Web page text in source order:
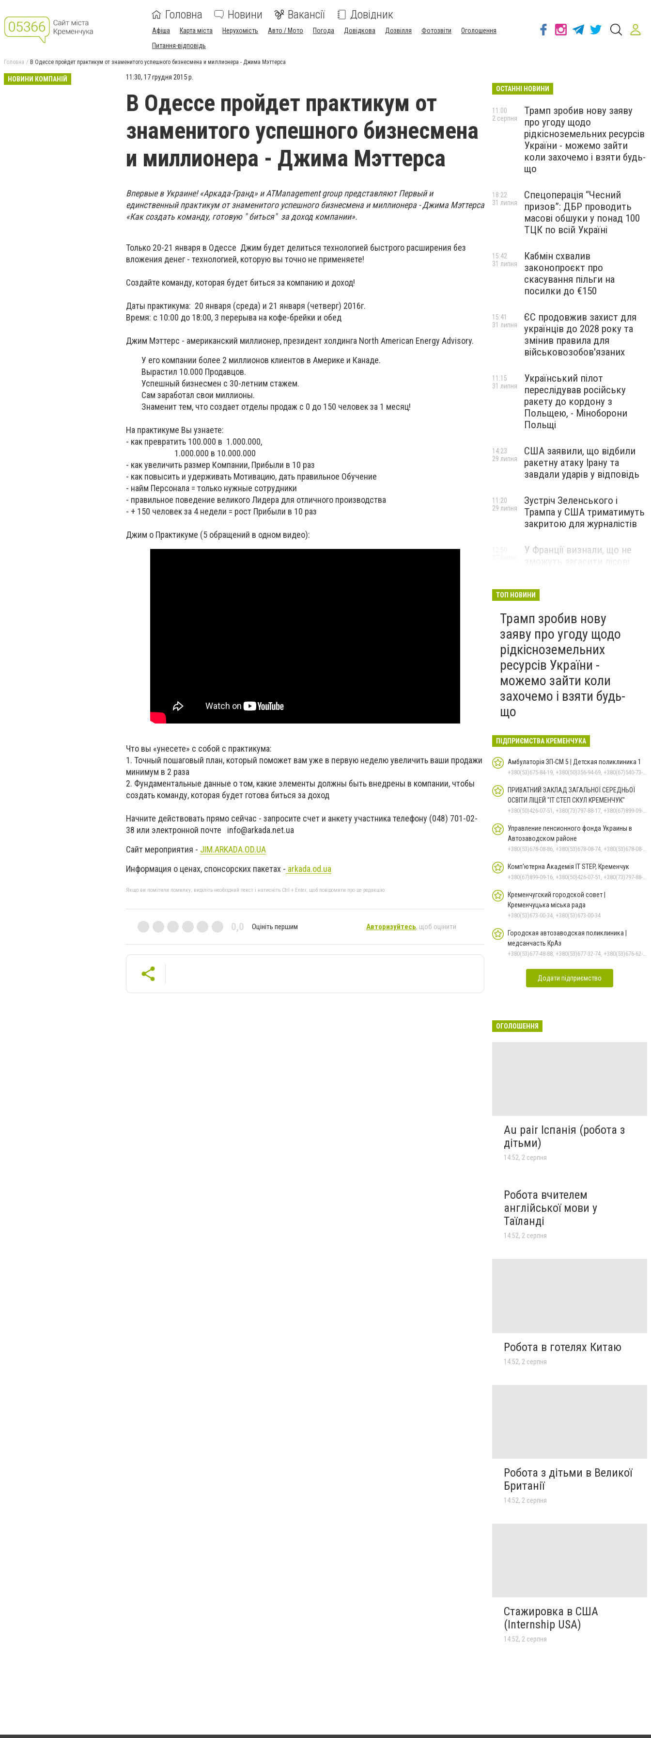
Головна Новини Вакансії Довідник
Афіша Карта міста Нерухомість Авто / Мото Погода Довідкова Дозвілля Фотозвіти
Оголошення
Питання-відповідь
Головна В Одессе пройдет практикум от знаменитого успешного бизнесмена и миллионера - Джима Мэттерса
НОВИНИ КОМПАНІЙ 11:30, 17 грудня 2015 р.
В Одессе пройдет практикум от
знаменитого успешного бизнесмена
и миллионера - Джима Мэттерса
Впервые в Украине! «Аркада-Гранд» и ATManagement group представляют Первый и
единственный практикум от знаменитого успешного бизнесмена и миллионера - Джима Мэттерса
«Как создать команду, готовую " биться" за доход компании».
Только 20-21 января в Одессе Джим будет делиться технологией быстрого расширения без
вложения денег - технологией, которую вы точно не применяете!
Создайте команду, которая будет биться за компанию и доход!
Даты практикума: 20 января (среда) и 21 января (четверг) 2016г.
Время: с 10:00 до 18:00, 3 перерыва на кофе-брейки и обед
Джим Мэттерс - американский миллионер, президент холдинга North American Energy Advisory.
У его компании более 2 миллионов клиентов в Америке и Канаде.
Вырастил 10.000 Продавцов.
Успешный бизнесмен с 30-летним стажем.
Сам заработал свои миллионы.
Знаменит тем, что создает отделы продаж с 0 до 150 человек за 1 месяц!
На практикуме Вы узнаете:
- как превратить 100.000 в 1.000.000,
1.000.000 в 10.000.000
- как увеличить размер Компании, Прибыли в 10 раз
- как повысить и удерживать Мотивацию, дать правильное Обучение
- найм Персонала = только нужные сотрудники
- правильное поведение великого Лидера для отличного производства
- + 150 человек за 4 недели = рост Прибыли в 10 раз
Джим о Практикуме (5 обращений в одном видео):
Что вы «унесете» с собой с практикума:
1. Точный пошаговый план, который поможет вам уже в первую неделю увеличить ваши продажи
минимум в 2 раза
2. Фундаментальные данные о том, какие элементы должны быть внедрены в компании, чтобы
создать команду, которая будет готова биться за доход
Начните действовать прямо сейчас - запросите счет и анкету участника телефону (048) 701-02-
38 или электронной почте info@arkada.net.ua
Сайт мероприятия - JIM.ARKADA.OD.UA
Информация о ценах, спонсорских пакетах - arkada.od.ua
Якщо ви помітили помилку, виділіть необхідний текст і натисніть Ctrl + Enter, щоб повідомити про це редакцію
0,0 Оцініть першим Авторизуйтесь, щоб оцінити
ОСТАННІ НОВИНИ
Трамп зробив нову заяву
про угоду щодо
рідкісноземельних ресурсів
України - можемо зайти
коли захочемо і взяти будь-
що
11:00
2 серпня
Спецоперація “Чесний
призов”: ДБР проводить
масові обшуки у понад 100
ТЦК по всій Україні
18:22
31 липня
Кабмін схвалив
законопроєкт про
скасування пільги на
посилки до €150
15:42
31 липня
ЄС продовжив захист для
українців до 2028 року та
змінив правила для
військовозобов'язаних
15:41
31 липня
Український пілот
переслідував російську
ракету до кордону з
Польщею, - Міноборони
Польщі
11:15
31 липня
США заявили, що відбили
ракетну атаку Ірану та
завдали ударів у відповідь
14:23
29 липня
Зустріч Зеленського і
Трампа у США триматимуть
закритою для журналістів
11:20
29 липня
У Франції визнали, що не
ТОП НОВИНИ
Трамп зробив нову
заяву про угоду щодо
рідкісноземельних
ресурсів України -
можемо зайти коли
захочемо і взяти будь-
що
ПІДПРИЄМСТВА КРЕМЕНЧУКА
Амбулаторія ЗП-СМ 5 | Детская поликлиника 1
+380(53)675-84-19, +380(50)356-94-69, +380(67)540-73-87
ПРИВАТНИЙ ЗАКЛАД ЗАГАЛЬНОЇ СЕРЕДНЬОЇ
ОСВІТИ ЛІЦЕЙ "ІТ СТЕП СКУЛ КРЕМЕНЧУК"
+380(50)426-07-51, +380(73)797-88-17, +380(67)899-09-16
Управление пенсионного фонда Украины в
Автозаводском районе
+380(53)678-08-86, +380(53)678-08-74, +380(53)678-08-83, +380(53)678-08-41, +380(53)678-09-05
Комп'ютерна Академія IT STEP, Кременчук
+380(67)899-09-16, +380(50)426-07-51, +380(73)797-88-17
Кременчугский городской совет |
Кременчуцька міська рада
+380(53)673-00-34, +380(53)673-00-34
Городская автозаводская поликлиника |
медсанчасть КрАз
+380(53)677-48-88, +380(53)677-32-74, +380(53)676-62-99, +380536766187
Додати підприємство
ОГОЛОШЕННЯ
Au pair Іспанія (робота з
дітьми)
14:52, 2 серпня
Робота вчителем
англійської мови у
Таїланді
14:52, 2 серпня
Робота в готелях Китаю
14:52, 2 серпня
Робота з дітьми в Великої
Британії
14:52, 2 серпня
Стажировка в США
(Internship USA)
14:52, 2 серпня